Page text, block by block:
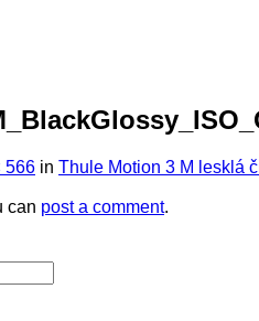
566 in Thule Motion 3 M lesklá
can post a comment.